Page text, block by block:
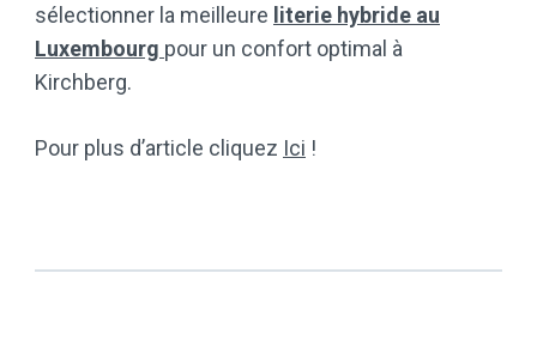
sélectionner la meilleure literie hybride au
Luxembourg pour un confort optimal à
Kirchberg.
Pour plus d’article cliquez Ici !